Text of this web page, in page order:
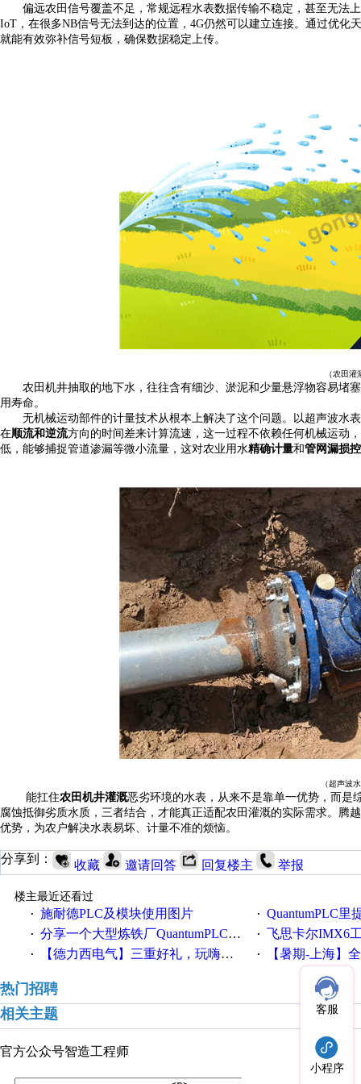
偏远农田信号覆盖不足，常规远程水表数据传输不稳定，甚至无法
IoT，在很多NB信号无法到达的位置，4G仍然可以建立连接。通过优
就能有效弥补信号短板，确保数据稳定上传。
（农田灌
农田机井抽取的地下水，往往含有细沙、淤泥和少量悬浮物容易堵
用寿命。
无机械运动部件的计量技术从根本上解决了这个问题。以超声波水
在顺流和逆流方向的时间差来计算流速，这一过程不依赖任何机械运动
低，能够捕捉管道渗漏等微小流量，这对农业用水精确计量和管网漏损
（超声波
能扛住农田机井灌溉恶劣环境的水表，从来不是靠单一优势，而是
腐蚀抵御劣质水质，三者结合，才能真正适配农田灌溉的实际需求。腾
优势，为农户解决水表易坏、计量不准的烦恼。
分享到： 收藏 邀请回答 回复楼主 举报
楼主最近还看过
· 施耐德PLC及模块使用图片 · QuantumPLC里提到的
· 分享一个大型炼铁厂QuantumPLC双机冗余系统的程序，很有借鉴价值！ · 飞思卡尔IMX6
· 【德力西电气】三重好礼，玩嗨夏日！ · 【暑期-上海】全国工业
热门招聘
相关主题
官方公众号智造工程师
客服
小程序